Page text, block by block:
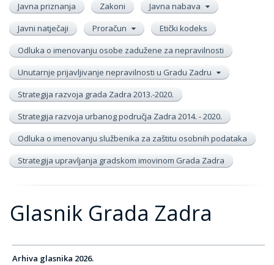
Javna priznanja
Zakoni
Javna nabava
Javni natječaji
Proračun
Etički kodeks
Odluka o imenovanju osobe zadužene za nepravilnosti
Unutarnje prijavljivanje nepravilnosti u Gradu Zadru
Strategija razvoja grada Zadra 2013.-2020.
Strategija razvoja urbanog područja Zadra 2014. - 2020.
Odluka o imenovanju službenika za zaštitu osobnih podataka
Strategija upravljanja gradskom imovinom Grada Zadra
Glasnik Grada Zadra
Arhiva glasnika 2026.